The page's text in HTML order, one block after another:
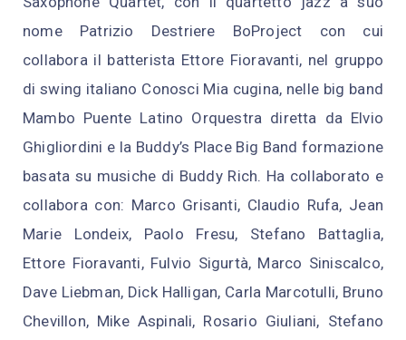
nome Patrizio Destriere BoProject con cui
collabora il batterista Ettore Fioravanti, nel gruppo
di swing italiano Conosci Mia cugina, nelle big band
Mambo Puente Latino Orquestra diretta da Elvio
Ghigliordini e la Buddy’s Place Big Band formazione
basata su musiche di Buddy Rich. Ha collaborato e
collabora con: Marco Grisanti, Claudio Rufa, Jean
Marie Londeix, Paolo Fresu, Stefano Battaglia,
Ettore Fioravanti, Fulvio Sigurtà, Marco Siniscalco,
Dave Liebman, Dick Halligan, Carla Marcotulli, Bruno
Chevillon, Mike Aspinali, Rosario Giuliani, Stefano